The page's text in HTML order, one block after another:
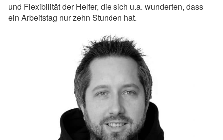
und Flexibilität der Helfer, die sich u.a. wunderten, dass
ein Arbeitstag nur zehn Stunden hat.